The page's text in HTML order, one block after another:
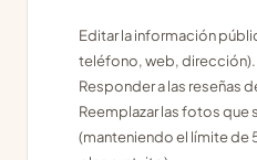
Editar la información
teléfono, web, dirección).
Responder a las reseñas
Reemplazar las fotos que
(manteniendo el límite de